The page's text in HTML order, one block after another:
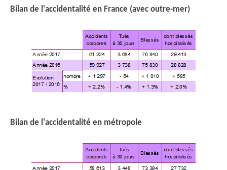
Bilan de l'accidentalité en France (avec outre-mer)
Bilan de l'accidentalité en métropole